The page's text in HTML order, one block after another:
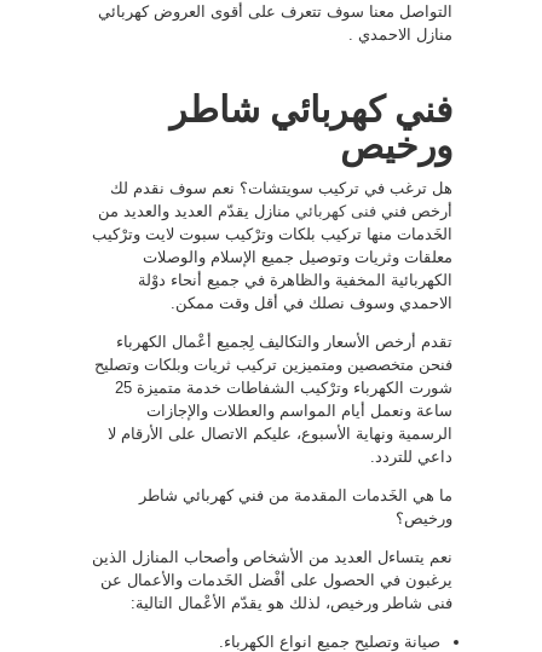
التواصل معنا سوف تتعرف على أقوى العروض كهربائي
منازل الاحمدي .
فني كهربائي شاطر
ورخيص
هل ترغب في تركيب سويتشات؟ نعم سوف نقدم لك
أرخص فني فنى كهربائي منازل يقدّم العديد والعديد من
الخَدمات منها تركيب بلكات وترْكيب سبوت لايت وترْكيب
معلقات وثريات وتوصيل جميع الإسلام والوصلات
الكهربائية المخفية والظاهرة في جميع أنحاء دوْلة
الاحمدي وسوف نصلك في أقل وقت ممكن.
تقدم أرخص الأسعار والتكاليف لِجميع أعْمال الكهرباء
فنحن متخصصين ومتميزين تركيب ثريات وبلكات وتصليح
شورت الكهرباء وترْكيب الشفاطات خدمة متميزة 25
ساعة ونعمل أيام المواسم والعطلات والإجازات
الرسمية ونهاية الأسبوع، عليكم الاتصال على الأرقام لا
داعي للتردد.
ما هي الخَدمات المقدمة من فني كهربائي شاطر
ورخيص؟
نعم يتساءل العديد من الأشخاص وأصحاب المنازل الذين
يرغبون في الحصول على أفْضل الخَدمات والأعمال عن
فنى شاطر ورخيص، لذلك هو يقدّم الأعْمال التالية:
صيانة وتصليح جميع انواع الكهرباء.